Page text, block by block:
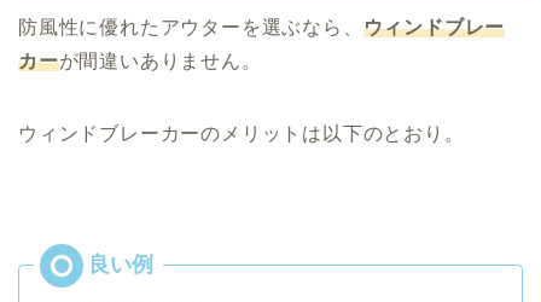
防風性に優れたアウターを選ぶなら、 ウィンドブレー
カーが間違いありません。
ウィンドブレーカーのメリットは以下のとおり。